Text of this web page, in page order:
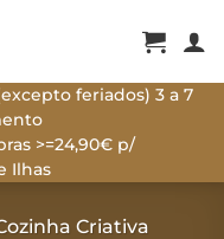
feriados) 3 a 7
>=24,90€ p/
Ilhas
Criativa